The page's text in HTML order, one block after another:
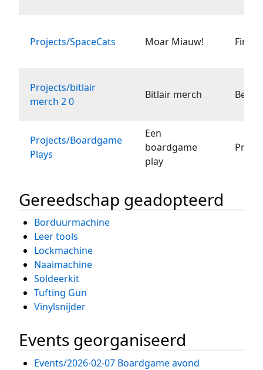
Projects/SpaceCats Moar Miauw!
Projects/bitlair
merch 2 0
Bitlair merch Beta
Projects/Boardgame
Plays
Een
boardgame
play
Gereedschap geadopteerd
Borduurmachine
Leer tools
Lockmachine
Naaimachine
Soldeerkit
Tufting Gun
Vinylsnijder
Events georganiseerd
Events/2026-02-07 Boardgame avond